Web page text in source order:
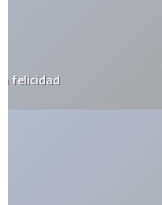
Es viernes?